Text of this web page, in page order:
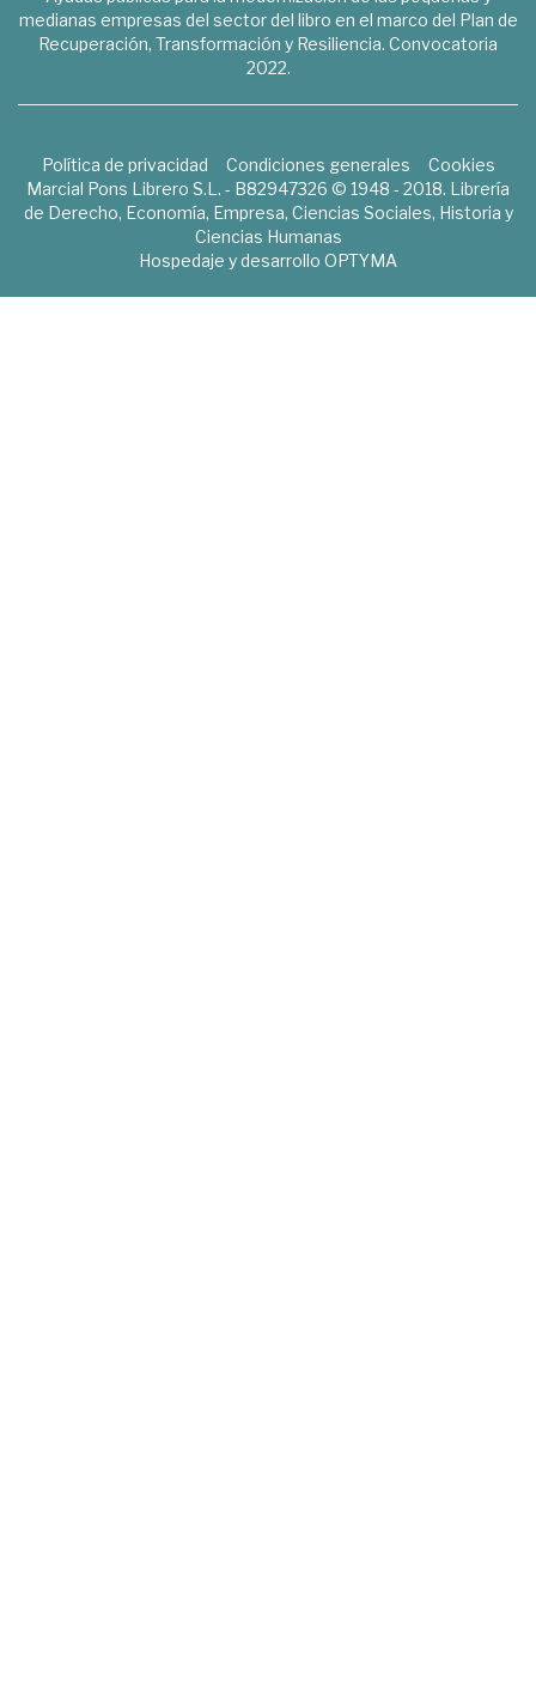
medianas empresas del sector del libro en el marco del Plan de
Recuperación, Transformación y Resiliencia. Convocatoria
2022.
Política de privacidad Condiciones generales
Cookies
Marcial Pons Librero S.L. - B82947326 © 1948 - 2018. Librería
de Derecho, Economía, Empresa, Ciencias Sociales, Historia y
Ciencias Humanas
Hospedaje y desarrollo OPTYMA